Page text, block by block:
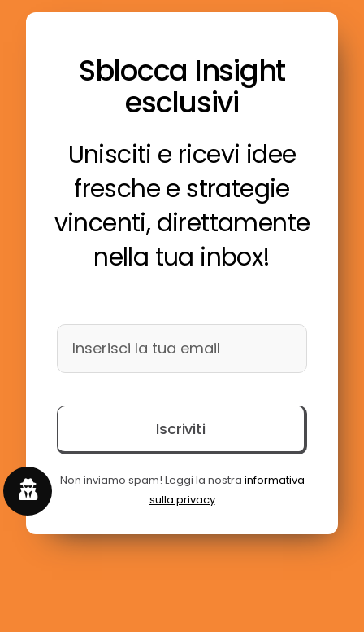
Sblocca Insight
esclusivi
Unisciti e ricevi idee
fresche e strategie
vincenti, direttamente
nella tua inbox!
Iscriviti
Non inviamo spam! Leggi la nostra informativa
sulla privacy